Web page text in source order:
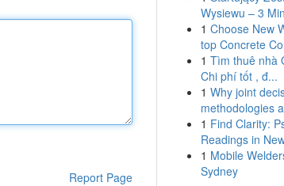
Report Page
Wysiewu – 3
1 Choose New
top Concrete
1 Tìm thuê nhà
Chi phí tốt , đ...
1 Why joint
methodologies
1 Find Clarity:
Readings in
1 Mobile
Sydney